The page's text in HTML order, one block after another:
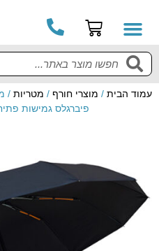
עמוד הבית / מוצרי חורף / מטריות
פיברגלס גמישות